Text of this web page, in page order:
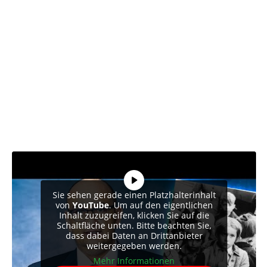
Sie sehen gerade einen Platzhalterinhalt
von YouTube. Um auf den eigentlichen
Inhalt zuzugreifen, klicken Sie auf die
Schaltfläche unten. Bitte beachten Sie,
dass dabei Daten an Drittanbieter
weitergegeben werden.
Mehr Informationen